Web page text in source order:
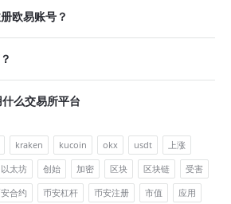
欧易账号？
么交易所平台
kraken kucoin okx usdt
上涨
以太坊 创始 加密 区块 区块链
受害
合约 币安杠杆 币安注册 市值
应用